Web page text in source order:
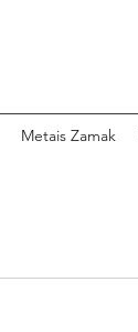
Metais Zamak